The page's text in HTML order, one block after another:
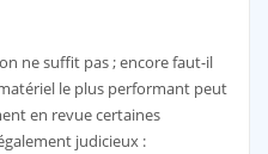
ne suffit pas ; encore faut-il
le plus performant peut
en revue certaines
judicieux :